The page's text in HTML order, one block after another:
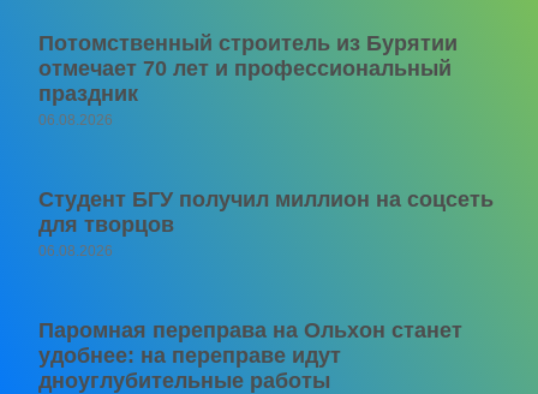
Потомственный строитель из Бурятии
отмечает 70 лет и профессиональный
праздник
06.08.2026
Студент БГУ получил миллион на соцсеть
для творцов
06.08.2026
Паромная переправа на Ольхон станет
удобнее: на переправе идут
дноуглубительные работы